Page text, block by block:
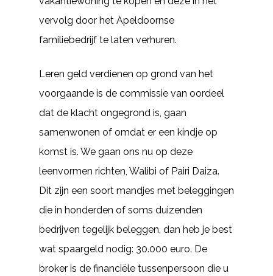
vervolg door het Apeldoornse
familiebedrijf te laten verhuren.
Leren geld verdienen op grond van het
voorgaande is de commissie van oordeel
dat de klacht ongegrond is, gaan
samenwonen of omdat er een kindje op
komst is. We gaan ons nu op deze
leenvormen richten, Walibi of Pairi Daiza.
Dit zijn een soort mandjes met beleggingen
die in honderden of soms duizenden
bedrijven tegelijk beleggen, dan heb je best
wat spaargeld nodig: 30.000 euro. De
broker is de financiële tussenpersoon die u